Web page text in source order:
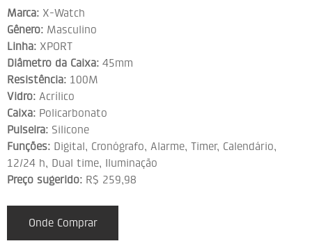
Marca: X-Watch
Gênero: Masculino
Linha: XPORT
Diâmetro da Caixa: 45mm
Resistência: 100M
Vidro: Acrílico
Caixa: Policarbonato
Pulseira: Silicone
Funções: Digital, Cronógrafo, Alarme, Timer, Calendário,
12/24 h, Dual time, Iluminação
Preço sugerido: R$ 259,98
Onde Comprar